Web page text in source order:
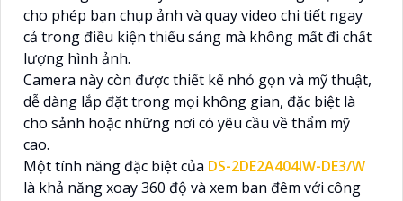
cho phép bạn chụp ảnh và quay video chi tiết ngay
cả trong điều kiện thiếu sáng mà không mất đi chất
lượng hình ảnh.
Camera này còn được thiết kế nhỏ gọn và mỹ thuật,
dễ dàng lắp đặt trong mọi không gian, đặc biệt là
cho sảnh hoặc những nơi có yêu cầu về thẩm mỹ
cao.
Một tính năng đặc biệt của DS-2DE2A404IW-DE3/W
là khả năng xoay 360 độ và xem ban đêm với công